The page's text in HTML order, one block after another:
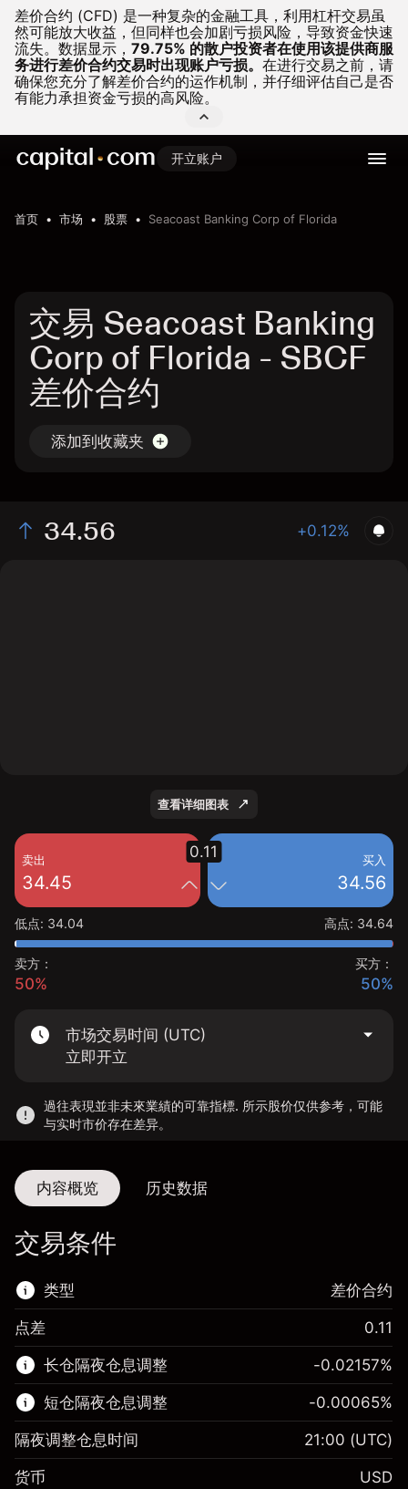
差价合约 (CFD) 是一种复杂的金融工具，利用杠杆交易虽
然可能放大收益，但同样也会加剧亏损风险，导致资金快速
流失。 数据显示， 79.75% 的散户投资者在使用该提供商服
务进行差价合约交易时出现账户亏损。 在进行交易之前，请
确保您充分了解差价合约的运作机制，并仔细评估自己是否
有能力承担资金亏损的高风险。
开立账户
首页 市场 股票 Seacoast Banking Corp of Florida
交易 Seacoast Banking
Corp of Florida - SBCF
差价合约
添加到收藏夹
34.56 +0.12%
查看详细图表
卖出
34.45
买入
34.56
0.11
低点: 34.04 高点: 34.64
卖方：
50%
买方：
50%
市场交易时间 (UTC)
立即开立
過往表現並非未來業績的可靠指標. 所示股价仅供参考，可能
与实时市价存在差异。
内容概览 历史数据
交易条件
类型
该金融市场可进行差价合约交易。
了解更多:
差价合约
差价合约
点差 0.11
长仓隔夜仓息调整 -0.02157%
短仓隔夜仓息调整 -0.00065%
隔夜调整仓息时间 21:00 (UTC)
货币 USD